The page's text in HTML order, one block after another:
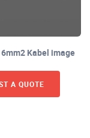
Kabel image
A QUOTE